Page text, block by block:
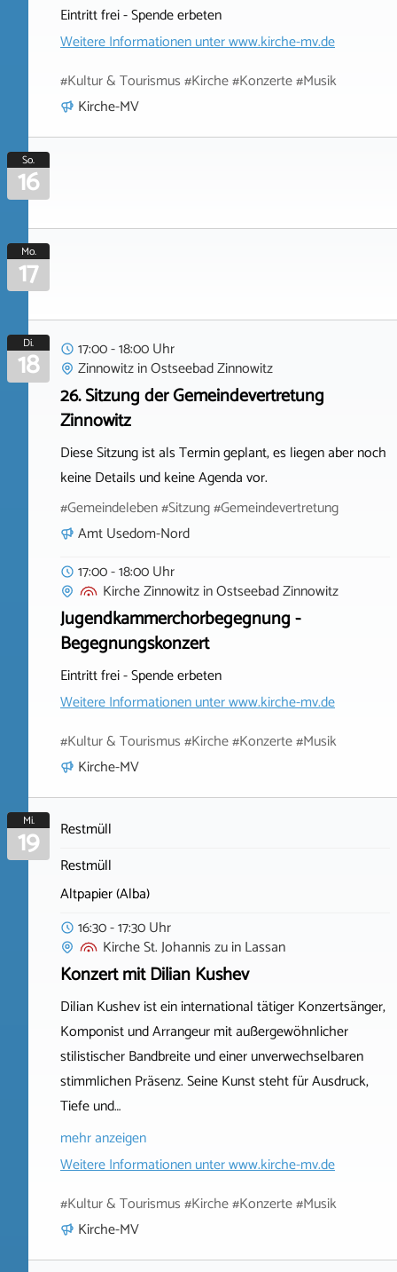
Eintritt frei - Spende erbeten
Weitere Informationen unterwww.kirche-mv.de
#Kultur & Tourismus #Kirche #Konzerte #Musik
Kirche-MV
So.
16
Mo.
17
Di.
18
17:00 - 18:00 Uhr
ZinnowitzinOstseebad Zinnowitz
26. Sitzung der Gemeindevertretung
Zinnowitz
Diese Sitzung ist als Termin geplant, es liegen aber noch
keine Details und keine Agenda vor.
#Gemeindeleben #Sitzung #Gemeindevertretung
Amt Usedom-Nord
17:00 - 18:00 Uhr
Kirche ZinnowitzinOstseebad Zinnowitz
Jugendkammerchorbegegnung -
Begegnungskonzert
Eintritt frei - Spende erbeten
Weitere Informationen unterwww.kirche-mv.de
#Kultur & Tourismus #Kirche #Konzerte #Musik
Kirche-MV
Mi.
19
Restmüll
Restmüll
Altpapier (Alba)
16:30 - 17:30 Uhr
Kirche St. Johannis zuinLassan
Konzert mit Dilian Kushev
Dilian Kushev ist ein international tätiger Konzertsänger,
Komponist und Arrangeur mit außergewöhnlicher
stilistischer Bandbreite und einer unverwechselbaren
stimmlichen Präsenz. Seine Kunst steht für Ausdruck,
Tiefe und…
mehr anzeigen
Weitere Informationen unterwww.kirche-mv.de
#Kultur & Tourismus #Kirche #Konzerte #Musik
Kirche-MV